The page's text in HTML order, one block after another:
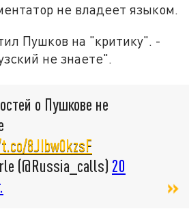
не владеет языком.
Пушков на "критику". -
не знаете".
о Пушкове не
8JIbw0kzsF
(@Russia_calls) 20